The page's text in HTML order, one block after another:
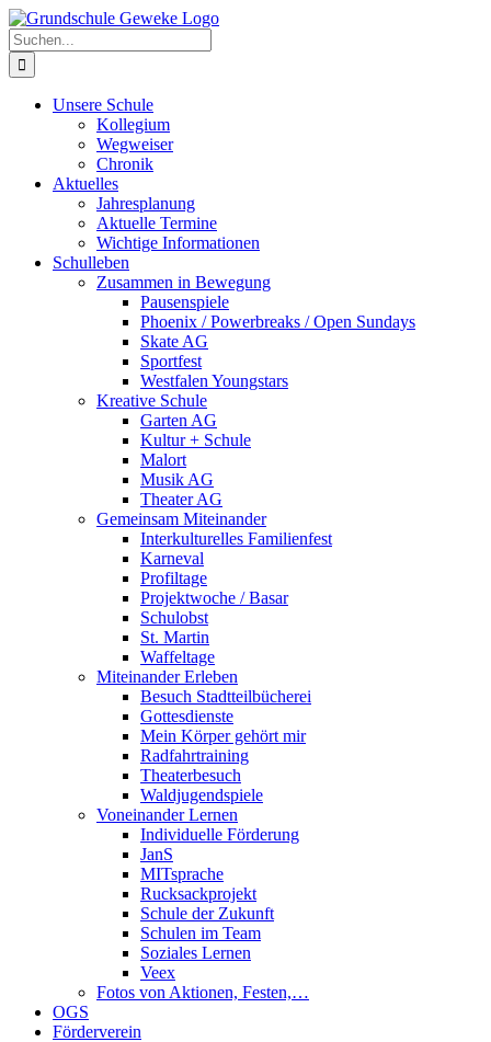
Zum
Inhalt
springen
Suche
nach:
Unsere Schule
Kollegium
Wegweiser
Chronik
Aktuelles
Jahresplanung
Aktuelle Termine
Wichtige Informationen
Schulleben
Zusammen in Bewegung
Pausenspiele
Phoenix / Powerbreaks / Open Sundays
Skate AG
Sportfest
Westfalen Youngstars
Kreative Schule
Garten AG
Kultur + Schule
Malort
Musik AG
Theater AG
Gemeinsam Miteinander
Interkulturelles Familienfest
Karneval
Profiltage
Projektwoche / Basar
Schulobst
St. Martin
Waffeltage
Miteinander Erleben
Besuch Stadtteilbücherei
Gottesdienste
Mein Körper gehört mir
Radfahrtraining
Theaterbesuch
Waldjugendspiele
Voneinander Lernen
Individuelle Förderung
JanS
MITsprache
Rucksackprojekt
Schule der Zukunft
Schulen im Team
Soziales Lernen
Veex
Fotos von Aktionen, Festen,…
OGS
Förderverein